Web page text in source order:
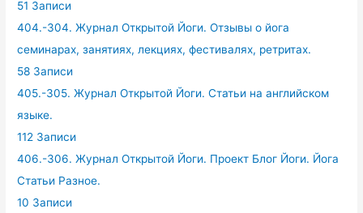
51 Записи
404.-304. Журнал Открытой Йоги. Отзывы о йога
семинарах, занятиях, лекциях, фестивалях, ретритах.
58 Записи
405.-305. Журнал Открытой Йоги. Статьи на английском
языке.
112 Записи
406.-306. Журнал Открытой Йоги. Проект Блог Йоги. Йога
Статьи Разное.
10 Записи